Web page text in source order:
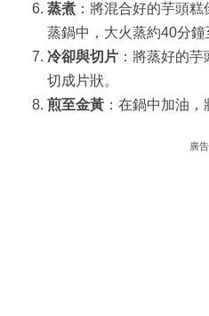
蒸煮：將混合好的芋頭糕
蒸鍋中，大火蒸約40分鐘
冷卻與切片：將蒸好的芋
切成片狀。
煎至金黃：在鍋中加油，
廣告